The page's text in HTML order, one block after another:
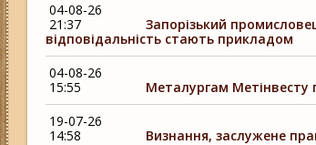
04-08-26
21:37
Запорізький
відповідальність стають прикладом
04-08-26
15:55
Металургам Метінвесту
19-07-26
14:58
Визнання, заслужене